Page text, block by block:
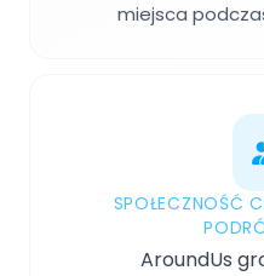
miejsca
SPOŁECZNOŚĆ
AroundUs